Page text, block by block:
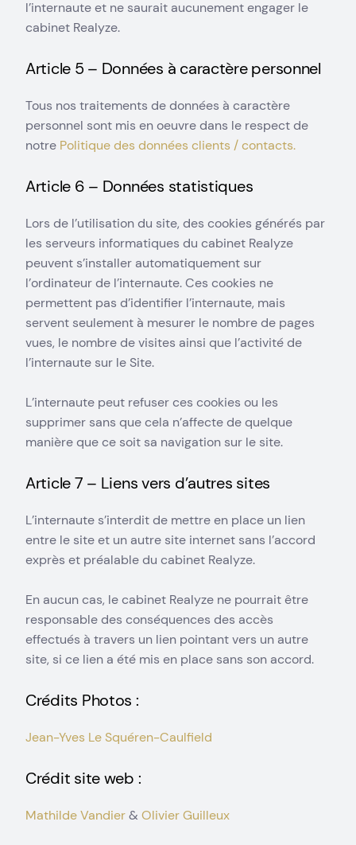
l’internaute et ne saurait aucunement engager le
cabinet Realyze.
Article 5 – Données à caractère personnel
Tous nos traitements de données à caractère
personnel sont mis en oeuvre dans le respect de
notre Politique des données clients / contacts.
Article 6 – Données statistiques
Lors de l’utilisation du site, des cookies générés par
les serveurs informatiques du cabinet Realyze
peuvent s’installer automatiquement sur
l’ordinateur de l’internaute. Ces cookies ne
permettent pas d’identifier l’internaute, mais
servent seulement à mesurer le nombre de pages
vues, le nombre de visites ainsi que l’activité de
l’internaute sur le Site.
L’internaute peut refuser ces cookies ou les
supprimer sans que cela n’affecte de quelque
manière que ce soit sa navigation sur le site.
Article 7 – Liens vers d’autres sites
L’internaute s’interdit de mettre en place un lien
entre le site et un autre site internet sans l’accord
exprès et préalable du cabinet Realyze.
En aucun cas, le cabinet Realyze ne pourrait être
responsable des conséquences des accès
effectués à travers un lien pointant vers un autre
site, si ce lien a été mis en place sans son accord.
Crédits Photos :
Jean-Yves Le Squéren-Caulfield
Crédit site web :
Mathilde Vandier& Olivier Guilleux